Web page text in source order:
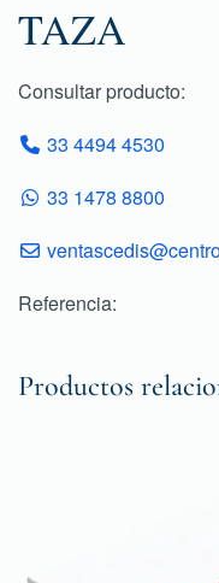
TAZA
Consultar producto:
33 4494 4530
33 1478 8800
Referencia:
Productos